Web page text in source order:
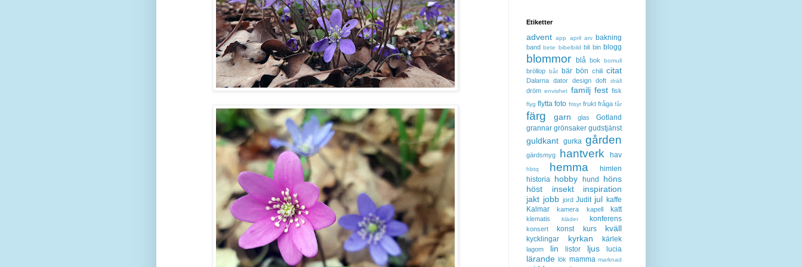
Etiketter
advent app april arv bakning
band bete bibelbild bil bin blogg
blommor blå bok bomull
bröllop båt bär bön chili citat
Dalarna dator design doft dräll
dröm envishet familj fest fisk
flyg flytta foto frisyr frukt fråga får
färg garn glas
Gotland
grannar grönsaker gudstjänst
guldkant gurka gården
gärdsmyg hantverk hav
hbtq hemma
himlen
historia hobby hund
höns
höst
insekt
inspiration
jakt jobb jord Judit jul kaffe
Kalmar
kamera kapell katt
klematis kläder konferens
konsert konst kurs kväll
kycklingar kyrkan kärlek
lagom lin listor ljus lucia
lärande lök mamma marknad